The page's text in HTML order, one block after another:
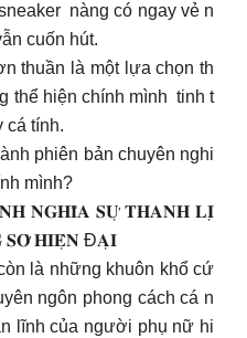
nàng có ngay vẻ n
cuốn hút.
thuần là một lựa chọn th
thể hiện chính mình tinh t
cá tính.
phiên bản chuyên nghi
mình?
𝐍𝐆𝐇𝐈̃𝐀 𝐒𝐔̛̣ 𝐓𝐇𝐀𝐍𝐇 𝐋𝐈̣
𝐇𝐈𝐄̣̂𝐍 Đ𝐀̣𝐈
là những khuôn khổ cứ
ngôn phong cách cá n
lĩnh của người phụ nữ hi